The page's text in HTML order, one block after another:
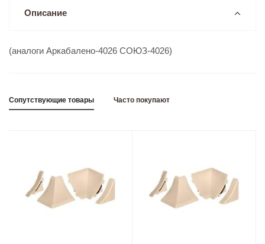
Описание
(аналоги Аркабалено-4026 СОЮЗ-4026)
Сопутствующие товары Часто покупают